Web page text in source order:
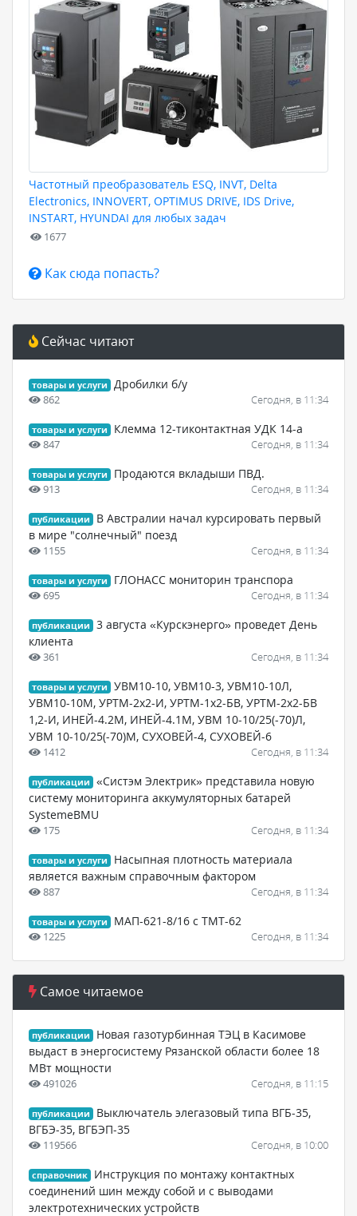
Частотный преобразователь ESQ, INVT, Delta
Electronics, INNOVERT, OPTIMUS DRIVE, IDS Drive,
INSTART, HYUNDAI для любых задач
1677
Как сюда попасть?
Сейчас читают
товары и услуги Дробилки б/у
862 Сегодня, в 11:34
товары и услуги Клемма 12-тиконтактная УДК 14-а
847 Сегодня, в 11:34
товары и услуги Продаются вкладыши ПВД.
913 Сегодня, в 11:34
публикации
В Австралии начал курсировать первый
в мире "солнечный" поезд
1155 Сегодня, в 11:34
товары и услуги ГЛОНАСС мониторин транспора
695 Сегодня, в 11:34
публикации
3 августа «Курскэнерго» проведет День
клиента
361 Сегодня, в 11:34
товары и услуги
УВМ10-10, УВМ10-3, УВМ10-10Л,
УВМ10-10М, УРТМ-2х2-И, УРТМ-1х2-БВ, УРТМ-2х2-БВ
1,2-И, ИНЕЙ-4.2М, ИНЕЙ-4.1М, УВМ 10-10/25(-70)Л,
УВМ 10-10/25(-70)М, СУХОВЕЙ-4, СУХОВЕЙ-6
1412 Сегодня, в 11:34
публикации
«Систэм Электрик» представила новую
систему мониторинга аккумуляторных батарей
SystemeBMU
175 Сегодня, в 11:34
товары и услуги
Насыпная плотность материала
является важным справочным фактором
887 Сегодня, в 11:34
товары и услуги МАП-621-8/16 с ТМТ-62
1225 Сегодня, в 11:34
Самое читаемое
публикации
Новая газотурбинная ТЭЦ в Касимове
выдаст в энергосистему Рязанской области более 18
МВт мощности
491026 Сегодня, в 11:15
публикации
Выключатель элегазовый типа ВГБ-35,
ВГБЭ-35, ВГБЭП-35
119566 Сегодня, в 10:00
справочник
Инструкция по монтажу контактных
соединений шин между собой и с выводами
электротехнических устройств